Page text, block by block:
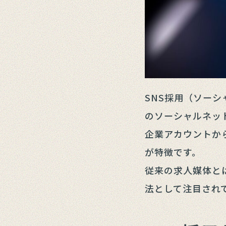
SNS採用（ソー
のソーシャルネッ
企業アカウントか
が特徴です。
従来の求人媒体と
法として注目され